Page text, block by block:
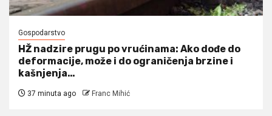
Gospodarstvo
HŽ nadzire prugu po vrućinama: Ako dođe do
deformacije, može i do ograničenja brzine i
kašnjenja…
37 minuta ago Franc Mihić